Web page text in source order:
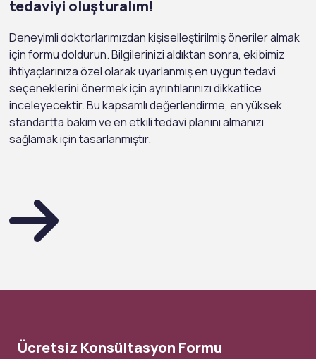
tedaviyi oluşturalım!
Deneyimli doktorlarımızdan kişiselleştirilmiş öneriler almak
için formu doldurun. Bilgilerinizi aldıktan sonra, ekibimiz
ihtiyaçlarınıza özel olarak uyarlanmış en uygun tedavi
seçeneklerini önermek için ayrıntılarınızı dikkatlice
inceleyecektir. Bu kapsamlı değerlendirme, en yüksek
standartta bakım ve en etkili tedavi planını almanızı
sağlamak için tasarlanmıştır.
Ücretsiz Konsültasyon Formu